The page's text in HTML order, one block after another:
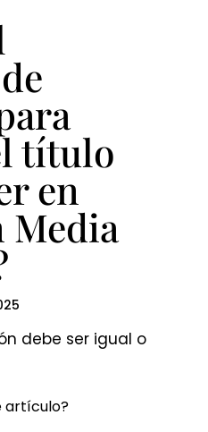
título
en
Media
debe ser igual o
artículo?